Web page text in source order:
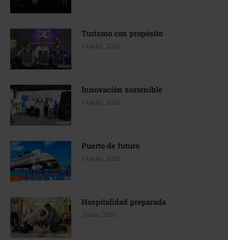
Turismo con propósito
14 julio, 2026
Innovación sostenible
14 julio, 2026
Puerto de futuro
14 julio, 2026
Hospitalidad preparada
3 julio, 2026